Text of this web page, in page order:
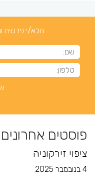
מלא/י פרטים
פוסטים אחרונים
ציפוי זירקוניה
4 בנובמבר 2025